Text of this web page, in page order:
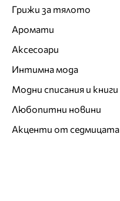
Грижи за тялото
Аромати
Аксесоари
Интимна мода
Модни списания и книги
Любопитни новини
Акценти от седмицата